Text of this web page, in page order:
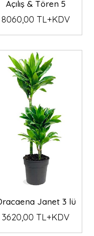
Açılış & Tören 5
8060,00 TL+KDV
Janet 3 lü
3620,00 TL+KDV